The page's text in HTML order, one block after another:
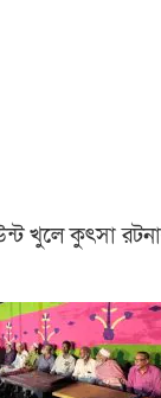
খুলে কুৎসা